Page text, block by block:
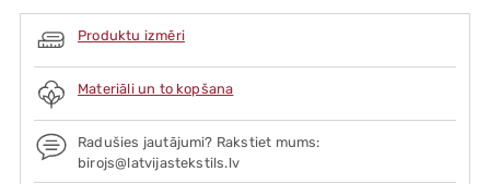
Produktu izmēri
Materiāli un to kopšana
Radušies jautājumi? Rakstiet mums:
birojs@latvijastekstils.lv